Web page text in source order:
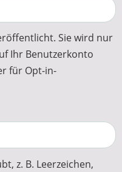
Sie wird nur
Ihr Benutzerkonto
für Opt-in-
z. B. Leerzeichen,